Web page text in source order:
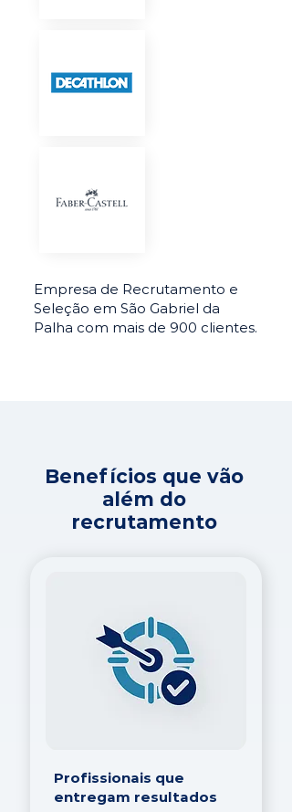
Empresa de Recrutamento e
Seleção em São Gabriel da
Palha com mais de 900 clientes.
Benefícios que vão
além do
recrutamento
Profissionais que
entregam resultados